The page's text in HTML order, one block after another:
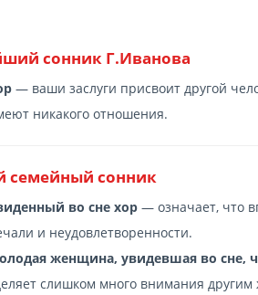
сонник Г.Иванова
— ваши заслуги присвоит другой
никакого отношения.
семейный сонник
во сне хор — означает, что
и неудовлетворенности.
женщина, увидевшая во сне,
слишком много внимания